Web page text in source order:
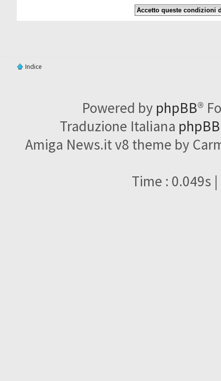
Indice
Powered by phpBB®
Traduzione Italiana
Amiga News.it v8 theme by
Time : 0.049s